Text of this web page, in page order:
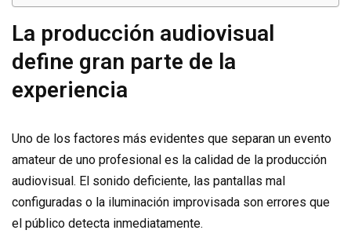
La producción audiovisual
define gran parte de la
experiencia
Uno de los factores más evidentes que separan un evento
amateur de uno profesional es la calidad de la producción
audiovisual. El sonido deficiente, las pantallas mal
configuradas o la iluminación improvisada son errores que
el público detecta inmediatamente.